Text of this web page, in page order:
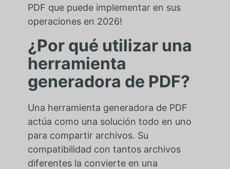
PDF que puede implementar en sus
operaciones en 2026!
¿Por qué utilizar una
herramienta
generadora de PDF?
Una herramienta generadora de PDF
actúa como una solución todo en uno
para compartir archivos. Su
compatibilidad con tantos archivos
diferentes la convierte en una